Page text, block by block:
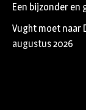
Een bijzonder
Vught moet naar
augustus 2026